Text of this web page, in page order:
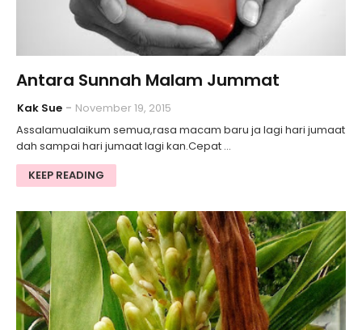
Antara Sunnah Malam Jummat
Kak Sue
November 19, 2015
Assalamualaikum semua,rasa macam baru ja lagi hari jumaat
dah sampai hari jumaat lagi kan.Cepat …
KEEP READING